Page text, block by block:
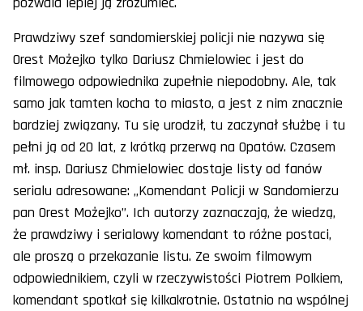
Prawdziwy szef sandomierskiej policji nie nazywa się
Orest Możejko tylko Dariusz Chmielowiec i jest do
filmowego odpowiednika zupełnie niepodobny. Ale, tak
samo jak tamten kocha to miasto, a jest z nim znacznie
bardziej związany. Tu się urodził, tu zaczynał służbę i tu
pełni ją od 20 lat, z krótką przerwą na Opatów. Czasem
mł. insp. Dariusz Chmielowiec dostaje listy od fanów
serialu adresowane: „Komendant Policji w Sandomierzu
pan Orest Możejko”. Ich autorzy zaznaczają, że wiedzą,
że prawdziwy i serialowy komendant to różne postaci,
ale proszą o przekazanie listu. Ze swoim filmowym
odpowiednikiem, czyli w rzeczywistości Piotrem Polkiem,
komendant spotkał się kilkakrotnie. Ostatnio na wspólnej